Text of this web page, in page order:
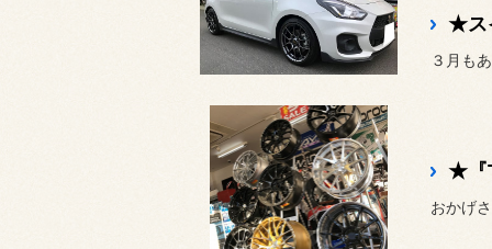
★ス
３月も
★『
おかげ